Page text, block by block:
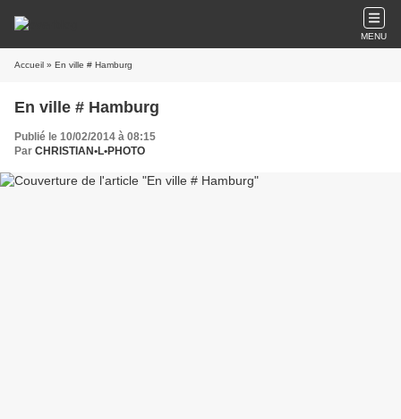
MENU
Accueil » En ville # Hamburg
En ville # Hamburg
Publié le 10/02/2014 à 08:15
Par CHRISTIAN•L•PHOTO